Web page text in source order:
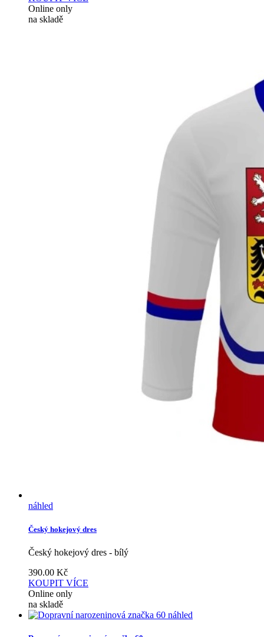
Online only
na skladě
náhled
Český hokejový dres
Český hokejový dres - bílý
390.00 Kč
KOUPIT VÍCE
Online only
na skladě
náhled